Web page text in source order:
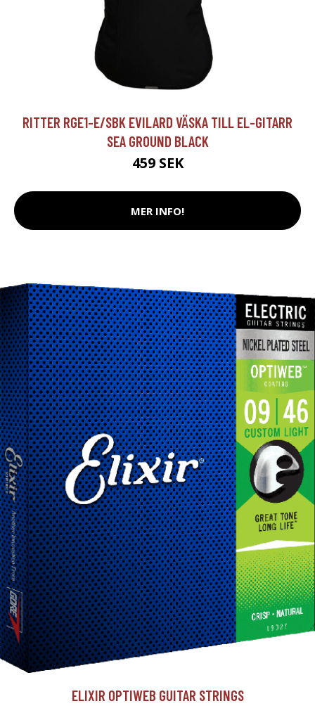
RITTER RGE1-E/SBK EVILARD VÄSKA TILL EL-GITARR
SEA GROUND BLACK
459 SEK
MER INFO!
ELIXIR OPTIWEB GUITAR STRINGS